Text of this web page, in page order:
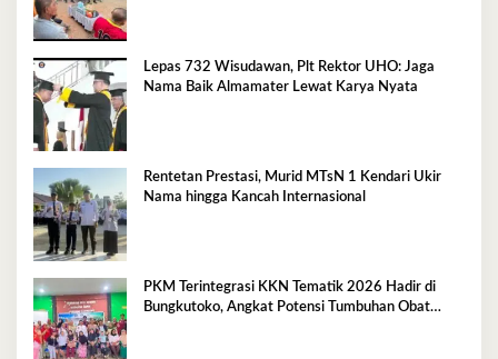
Lepas 732 Wisudawan, Plt Rektor UHO: Jaga
Nama Baik Almamater Lewat Karya Nyata
Rentetan Prestasi, Murid MTsN 1 Kendari Ukir
Nama hingga Kancah Internasional
PKM Terintegrasi KKN Tematik 2026 Hadir di
Bungkutoko, Angkat Potensi Tumbuhan Obat